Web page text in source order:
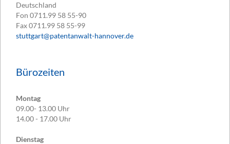
Deutschland
Fon 0711.99 58 55-90
Fax0711.99 58 55-99
stuttgart@patentanwalt-hannover.de
Bürozeiten
Montag
09.00- 13.00 Uhr
14.00 - 17.00 Uhr
Dienstag